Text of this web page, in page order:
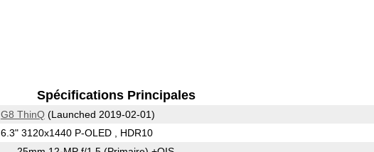
Spécifications Principales
G8 ThinQ(Launched 2019-02-01)
6.3" 3120x1440 P-OLED , HDR10